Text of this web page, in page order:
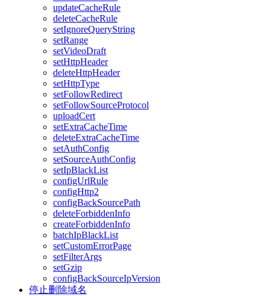
updateCacheRule
deleteCacheRule
setIgnoreQueryString
setRange
setVideoDraft
setHttpHeader
deleteHttpHeader
setHttpType
setFollowRedirect
setFollowSourceProtocol
uploadCert
setExtraCacheTime
deleteExtraCacheTime
setAuthConfig
setSourceAuthConfig
setIpBlackList
configUrlRule
configHttp2
configBackSourcePath
deleteForbiddenInfo
createForbiddenInfo
batchIpBlackList
setCustomErrorPage
setFilterArgs
setGzip
configBackSourceIpVersion
停止删除域名